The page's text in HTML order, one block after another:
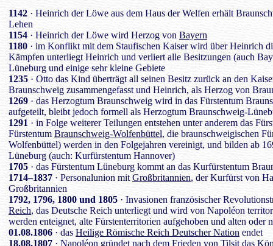
1142 · Heinrich der Löwe aus dem Haus der Welfen erhält
Lehen
1154 · Heinrich der Löwe wird Herzog von Bayern
1180 · im Konflikt mit dem Staufischen Kaiser wird über Heinrich
Kämpfen unterliegt Heinrich und verliert alle Besitzungen (auch
Lüneburg und einige sehr kleine Gebiete
1235 · Otto das Kind überträgt all seinen Besitz zurück an den
Braunschweig zusammengefasst und Heinrich, als Herzog von
1269 · das Herzogtum Braunschweig wird in das Fürstentum
aufgeteilt, bleibt jedoch formell als Herzogtum Braunschweig-
1291 · in Folge weiterer Teilungen entstehen unter anderem das
Fürstentum Braunschweig-Wolfenbüttel, die braunschweigischen
Wolfenbüttel) werden in den Folgejahren vereinigt, und bilden ab
Lüneburg (auch: Kurfürstentum Hannover)
1705 · das Fürstentum Lüneburg kommt an das Kurfürstentum
1714–1837 · Personalunion mit Großbritannien, der Kurfürst von
Großbritannien
1792, 1796, 1800 und 1805 · Invasionen französischer
Reich, das Deutsche Reich unterliegt und wird von Napoléon
werden enteignet, alte Fürstenterritorien aufgehoben und alten oder
01.08.1806 · das Heilige Römische Reich Deutscher Nation endet
18.08.1807 · Napoléon gründet nach dem Frieden von Tilsit das